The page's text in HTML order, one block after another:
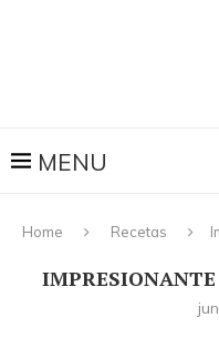
Home Recetas
IMPRESIONANTE